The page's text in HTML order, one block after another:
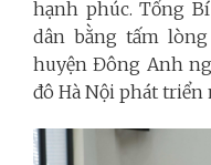
hạnh phúc. Tổng
dân bằng tấm
huyện Đông Anh
đô Hà Nội phát